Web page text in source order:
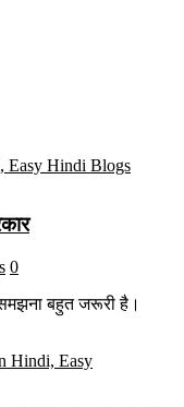
0
बहुत जरूरी है।